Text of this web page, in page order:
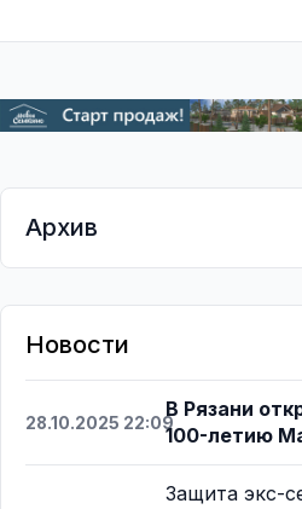
Архив
Новости
28.10.2025 22:09
В Рязани
100-летию
Защита экс-